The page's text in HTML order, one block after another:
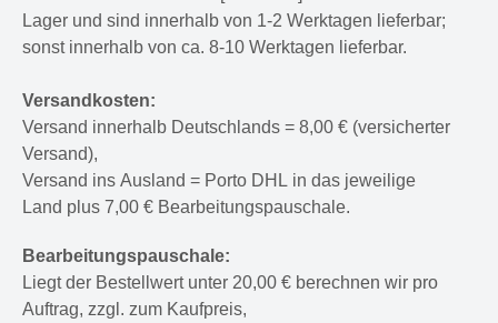
Lager und sind innerhalb von 1-2 Werktagen lieferbar;
sonst innerhalb von ca. 8-10 Werktagen lieferbar.
Versandkosten:
Versand innerhalb Deutschlands = 8,00 € (versicherter
Versand),
Versand ins Ausland = Porto DHL in das jeweilige
Land plus 7,00 € Bearbeitungspauschale.
Bearbeitungspauschale:
Liegt der Bestellwert unter 20,00 € berechnen wir pro
Auftrag, zzgl. zum Kaufpreis,